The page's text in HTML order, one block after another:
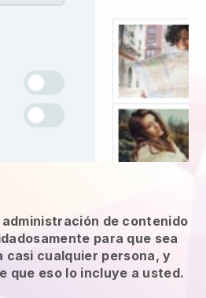
de contenido
para que sea
casi cualquier persona, y
que eso lo incluye a usted.